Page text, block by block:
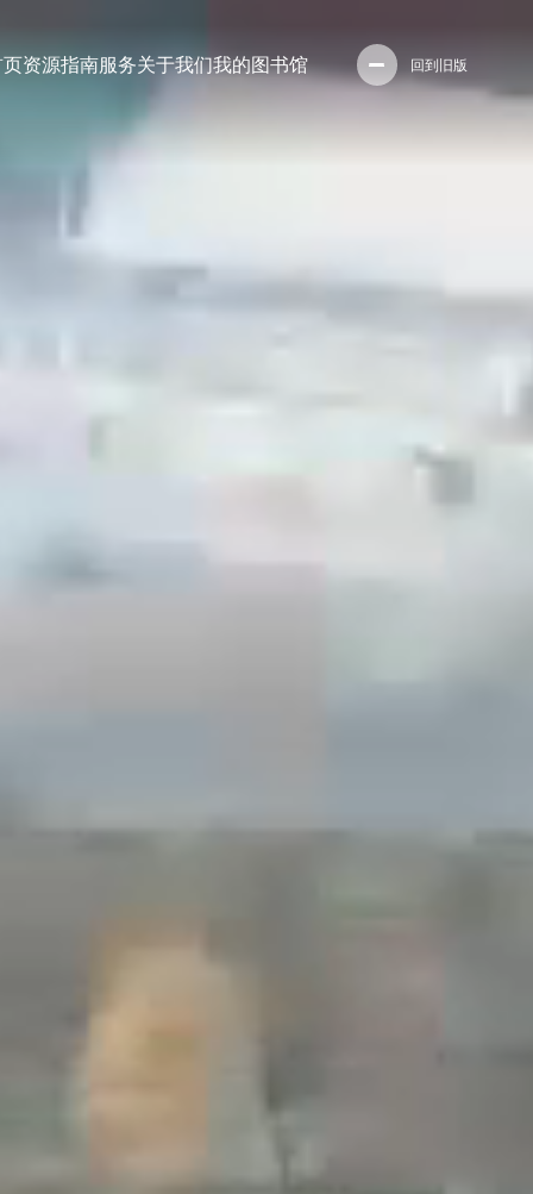
页资源指南服务关于我们我的图书馆 回到旧版